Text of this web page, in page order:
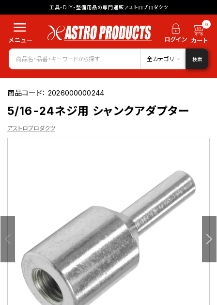
工具・DIY・整備用品の専門通販アストロプロダクツ
0
全カテゴリ 検索
商品コード：2026000000244
5/16-24ネジ用 シャンクアダプター
アストロプロダクツ